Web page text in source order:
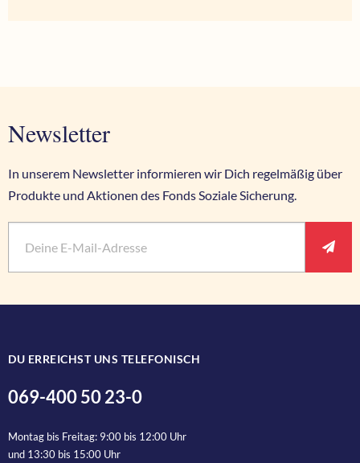
Newsletter
In unserem Newsletter informieren wir Dich regelmäßig über
Produkte und Aktionen des Fonds Soziale Sicherung.
Vorname
Anrede
DU ERREICHST UNS TELEFONISCH
069-400 50 23-0
Montag bis Freitag: 9:00 bis 12:00 Uhr
und 13:30 bis 15:00 Uhr